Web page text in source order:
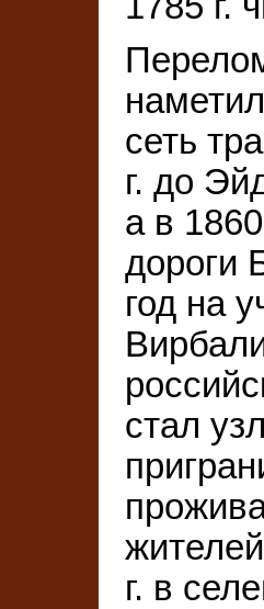
сеть
г. до
а в
дороги
год на
стал
г. в